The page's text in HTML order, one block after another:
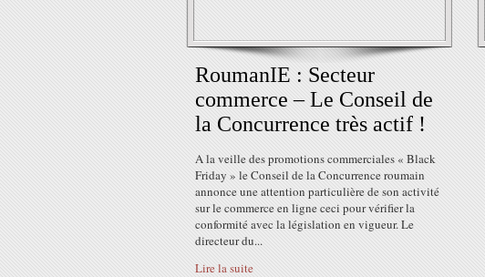
RoumanIE : Secteur
commerce – Le Conseil de
la Concurrence très actif !
A la veille des promotions commerciales « Black
Friday » le Conseil de la Concurrence roumain
annonce une attention particulière de son activité
sur le commerce en ligne ceci pour vérifier la
conformité avec la législation en vigueur. Le
directeur du...
Lire la suite